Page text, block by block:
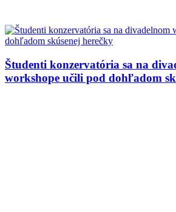
Študenti konzervatória sa na
workshope učili pod dohľadom